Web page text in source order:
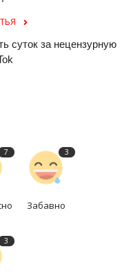
суток за нецензурную
7 3
Забавно
3